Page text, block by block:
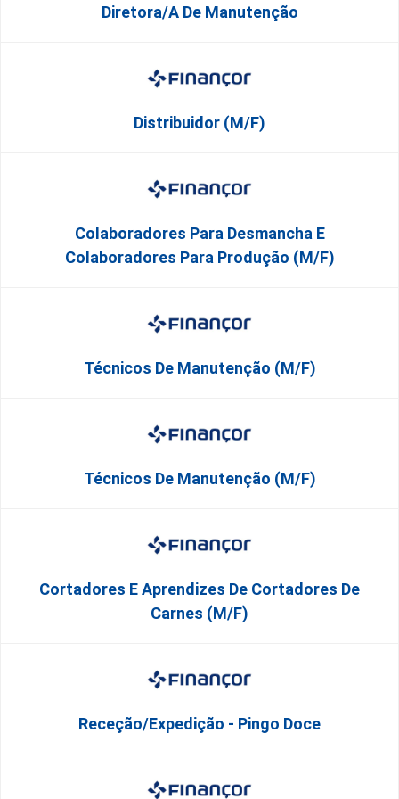
Diretora/a De Manutenção
Distribuidor (M/F)
Colaboradores Para Desmancha E
Colaboradores Para Produção (M/F)
Técnicos De Manutenção (M/F)
Técnicos De Manutenção (M/F)
Cortadores E Aprendizes De Cortadores De
Carnes (M/F)
Receção/Expedição - Pingo Doce